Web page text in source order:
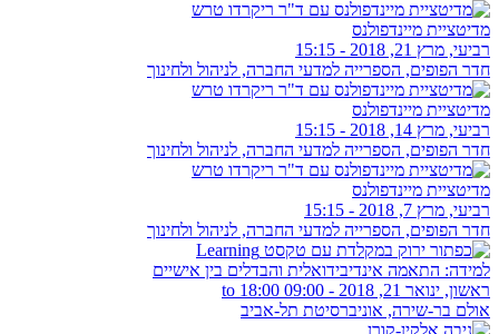
מדיטציית מיינדפולנס
רביעי, מרץ 21, 2018 - 15:15
חדר הפופים, הספרייה למדעי החברה, לניהול ולחינוך
מדיטציית מיינדפולנס
רביעי, מרץ 14, 2018 - 15:15
חדר הפופים, הספרייה למדעי החברה, לניהול ולחינוך
מדיטציית מיינדפולנס
רביעי, מרץ 7, 2018 - 15:15
חדר הפופים, הספרייה למדעי החברה, לניהול ולחינוך
למידה: התאמה אינדיבידואלית והבדלים בין אישיים
ראשון, ינואר 21, 2018 -
09:00
18:00
אולם בר-שירה, אוניברסיטת תל-אביב